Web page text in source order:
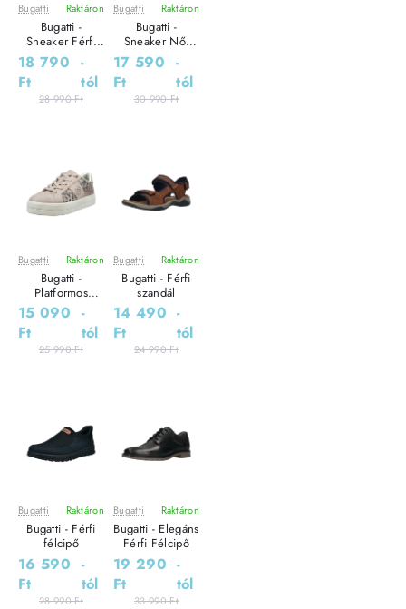
Leárazás
Bugatti Raktáron
Bugatti -
Sneaker Férfi
utcai cipő
18 790
Ft
-
tól
28 990 Ft
Leárazás
Bugatti Raktáron
Bugatti -
Sneaker Női
Utcai cipő
17 590
Ft
-
tól
30 990 Ft
Leárazás
Bugatti Raktáron
Bugatti -
Platformos
Sneaker Női
utcai cipő
15 090
Ft
-
tól
25 990 Ft
Leárazás
Bugatti Raktáron
Bugatti - Férfi
szandál
14 490
Ft
-
tól
24 990 Ft
Leárazás
Bugatti Raktáron
Bugatti - Férfi
félcipő
16 590
Ft
-
tól
28 990 Ft
Leárazás
Bugatti Raktáron
Bugatti - Elegáns
Férfi Félcipő
19 290
Ft
-
tól
33 990 Ft